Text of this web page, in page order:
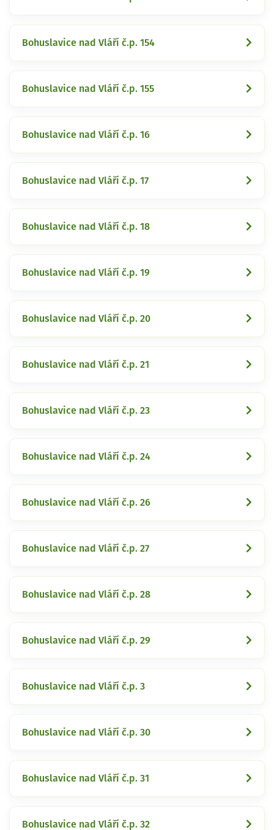
Bohuslavice nad Vláří č.p. 154
Bohuslavice nad Vláří č.p. 155
Bohuslavice nad Vláří č.p. 16
Bohuslavice nad Vláří č.p. 17
Bohuslavice nad Vláří č.p. 18
Bohuslavice nad Vláří č.p. 19
Bohuslavice nad Vláří č.p. 20
Bohuslavice nad Vláří č.p. 21
Bohuslavice nad Vláří č.p. 23
Bohuslavice nad Vláří č.p. 24
Bohuslavice nad Vláří č.p. 26
Bohuslavice nad Vláří č.p. 27
Bohuslavice nad Vláří č.p. 28
Bohuslavice nad Vláří č.p. 29
Bohuslavice nad Vláří č.p. 3
Bohuslavice nad Vláří č.p. 30
Bohuslavice nad Vláří č.p. 31
Bohuslavice nad Vláří č.p. 32